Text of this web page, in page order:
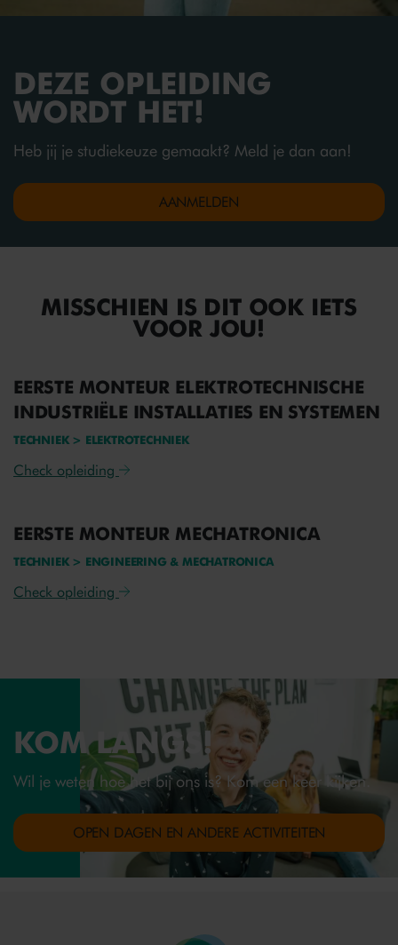
DEZE OPLEIDING
WORDT HET!
Heb jij je studiekeuze gemaakt? Meld je dan aan!
AANMELDEN
MISSCHIEN IS DIT OOK IETS
VOOR JOU!
EERSTE MONTEUR ELEKTROTECHNISCHE
INDUSTRIËLE INSTALLATIES EN SYSTEMEN
TECHNIEK > ELEKTROTECHNIEK
Check opleiding
EERSTE MONTEUR MECHATRONICA
TECHNIEK > ENGINEERING & MECHATRONICA
Check opleiding
KOM LANGS!
Wil je weten hoe het bij ons is? Kom een keer kijken.
OPEN DAGEN EN ANDERE ACTIVITEITEN